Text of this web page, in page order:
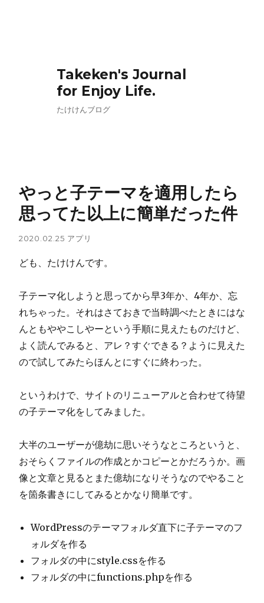
Takeken's Journal
for Enjoy Life.
たけけんブログ
やっと子テーマを適用したら
思ってた以上に簡単だった件
2020.02.25 アプリ
ども、たけけんです。
子テーマ化しようと思ってから早3年か、4年か、忘
れちゃった。それはさておきで当時調べたときにはな
んともややこしやーという手順に見えたものだけど、
よく読んでみると、アレ？すぐできる？ように見えた
ので試してみたらほんとにすぐに終わった。
というわけで、サイトのリニューアルと合わせて待望
の子テーマ化をしてみました。
大半のユーザーが億劫に思いそうなところというと、
おそらくファイルの作成とかコピーとかだろうか。画
像と文章と見るとまた億劫になりそうなのでやること
を箇条書きにしてみるとかなり簡単です。
WordPressのテーマフォルダ直下に子テーマのフ
ォルダを作る
フォルダの中にstyle.cssを作る
フォルダの中にfunctions.phpを作る